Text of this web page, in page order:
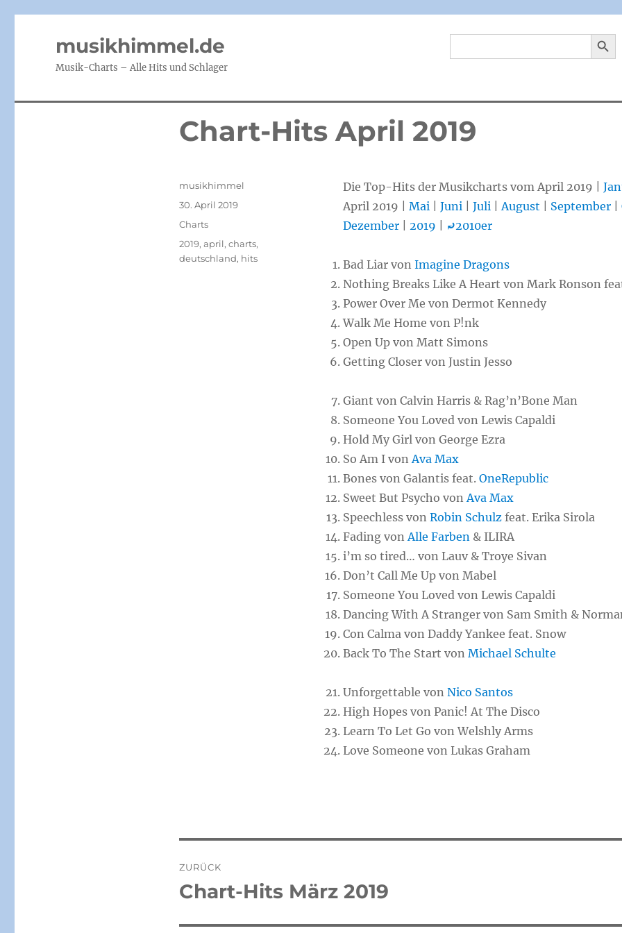
musikhimmel.de
Musik-Charts – Alle Hits und Schlager
Search
SEARCH
Chart-Hits April 2019
Die Top-Hits der Musikcharts vom April 2019 |
April 2019 |Mai |Juni |Juli |August September |
Dezember |2019 ⤾2010er
Bad Liar vonImagine Dragons
Nothing Breaks Like A Heart von Mark Ronson
Power Over Me von Dermot Kennedy
Walk Me Home von P!nk
Open Up von Matt Simons
Getting Closer von Justin Jesso
Giant von Calvin Harris & Rag’n’Bone Man
Someone You Loved von Lewis Capaldi
Hold My Girl von George Ezra
So Am I vonAva Max
Bones von Galantis feat.OneRepublic
Sweet But Psycho vonAva Max
Speechless vonRobin Schulz feat. Erika Sirola
Fading vonAlle Farben & ILIRA
i’m so tired… von Lauv & Troye Sivan
Don’t Call Me Up von Mabel
Someone You Loved von Lewis Capaldi
Dancing With A Stranger von Sam Smith &
Con Calma von Daddy Yankee feat. Snow
Back To The Start vonMichael Schulte
Unforgettable vonNico Santos
High Hopes von Panic! At The Disco
Learn To Let Go von Welshly Arms
Love Someone von Lukas Graham
Autor
musikhimmel
Veröffentlicht
am
30. April 2019
Kategorien
Charts
Schlagwörter
2019, april, charts,
deutschland, hits
ZURÜCK
Vorheriger
Chart-Hits März 2019